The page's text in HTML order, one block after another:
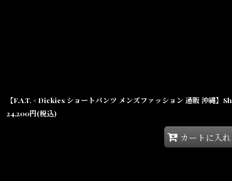
24,200円(税込)
カートに入れ